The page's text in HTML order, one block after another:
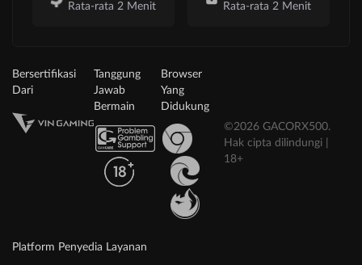
Rata-rata 2 Menit Rata-rata 2 Menit
Bersertifikasi
Dari
Tanggung
Jawab
Bermain
Browser
Yang
Didukung
©2026 GACORX500.
Hak cipta dilindungi |
18+
Platform Penyedia Layanan